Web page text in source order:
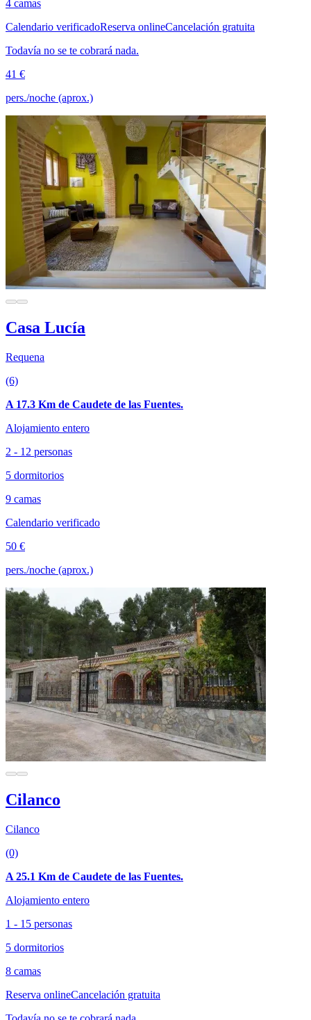
4 camas
Calendario verificadoReserva onlineCancelación gratuita
Todavía no se te cobrará nada.
41 €
pers./noche (aprox.)
Casa Lucía
Requena
(6)
A 17.3 Km de Caudete de las Fuentes.
Alojamiento entero
2 - 12 personas
5 dormitorios
9 camas
Calendario verificado
50 €
pers./noche (aprox.)
Cilanco
Cilanco
(0)
A 25.1 Km de Caudete de las Fuentes.
Alojamiento entero
1 - 15 personas
5 dormitorios
8 camas
Reserva onlineCancelación gratuita